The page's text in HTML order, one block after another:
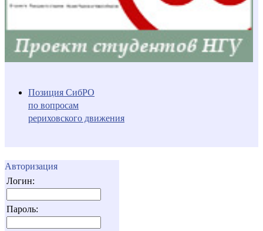
Позиция СибРО
по вопросам
рериховского движения
Авторизация
Логин:
Пароль: